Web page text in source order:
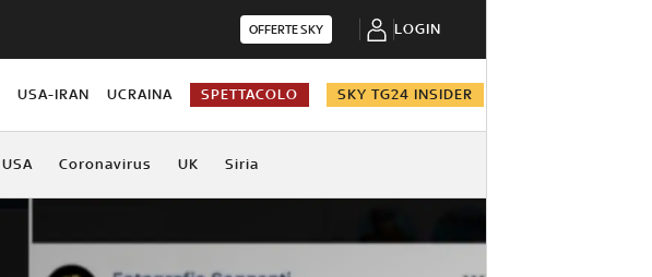
OFFERTE SKY LOGIN
USA-IRAN UCRAINA SPETTACOLO SKY TG24 INSIDER
USA Coronavirus UK Siria